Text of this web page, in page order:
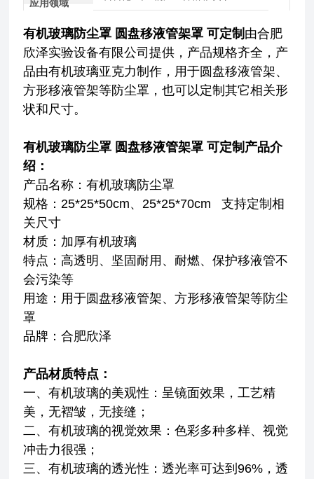
应用领域
有机玻璃防尘罩 圆盘移液管架罩 可定制 由合肥
欣泽实验设备有限公司提供，产品规格齐全，产
品由有机玻璃亚克力制作，用于圆盘移液管架、
方形移液管架等防尘罩，也可以定制其它相关形
状和尺寸。
有机玻璃防尘罩 圆盘移液管架罩 可定制 产品介
绍：
产品名称：有机玻璃防尘罩
规格：25*25*50cm、25*25*70cm 支持定制相
关尺寸
材质：加厚有机玻璃
特点：高透明、坚固耐用、耐燃、保护移液管不
会污染等
用途：用于圆盘移液管架、方形移液管架等防尘
罩
品牌：合肥欣泽
产品材质特点：
一、有机玻璃的美观性：呈镜面效果，工艺精
美，无褶皱，无接缝；
二、有机玻璃的视觉效果：色彩多种多样、视觉
冲击力很强；
三、有机玻璃的透光性：透光率可达到96%，透